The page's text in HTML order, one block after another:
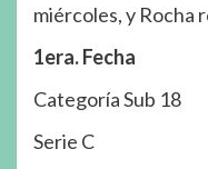
miércoles, y Rocha
1era. Fecha
Categoría Sub 18
Serie C